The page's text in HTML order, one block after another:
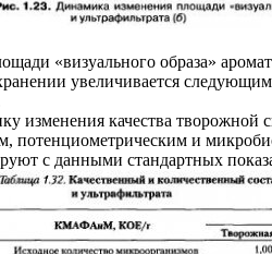
«визуального образа»
увеличивается
изменения качества
и
с данными стандартных